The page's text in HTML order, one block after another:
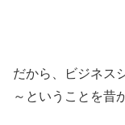
だから、ビジネス
～ということを昔